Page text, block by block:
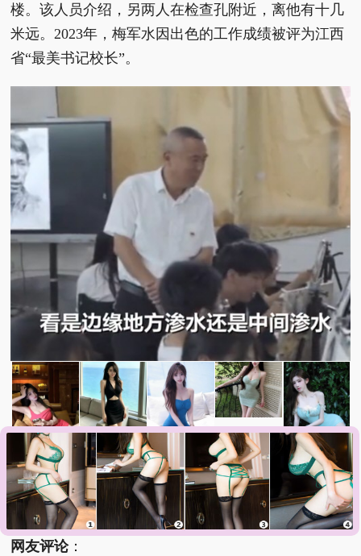
楼。该人员介绍，另两人在检查孔附近，离他有十几
米远。2023年，梅军水因出色的工作成绩被评为江西
省“最美书记校长”。
急诊医生漏诊致患儿死亡获刑1年 员工用代码17小时删光公司89TB数
据 9岁女孩性早熟骨骼已接近闭合 维也纳国际酒店客房遍布吸饱血的
床虱 婚外试管丈夫声称离婚5个0不属实
网友评论：